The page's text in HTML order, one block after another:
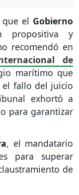
el Gobierno
propositiva y
recomendó en
de
marítimo que
el fallo del juicio
exhortó a
para garantizar
, el mandatario
para superar
de